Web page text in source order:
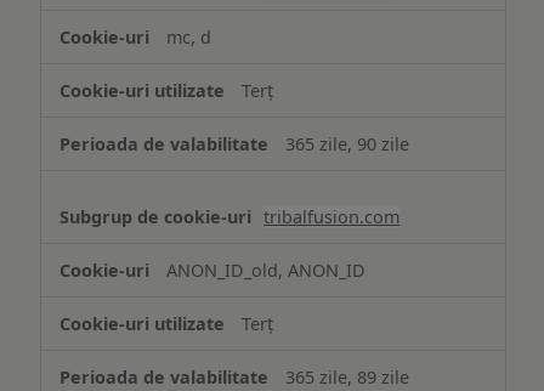
mc, d
Terț
365 zile, 90 zile
tribalfusion.com
ANON_ID_old, ANON_ID
Terț
365 zile, 89 zile